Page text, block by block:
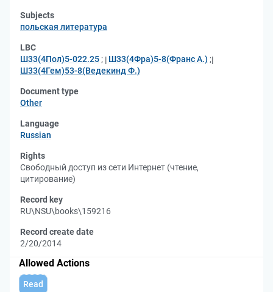
Subjects
польская литература
LBC
Ш33(4Пол)5-022.25 ; Ш33(4Фра)5-8(Франс А.) ;
Ш33(4Гем)53-8(Ведекинд Ф.)
Document type
Other
Language
Russian
Rights
Свободный доступ из сети Интернет (чтение,
цитирование)
Record key
RU\NSU\books\159216
Record create date
2/20/2014
Allowed Actions
Read